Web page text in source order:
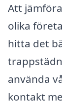
Att
olika
hitta det
använda
kontakt